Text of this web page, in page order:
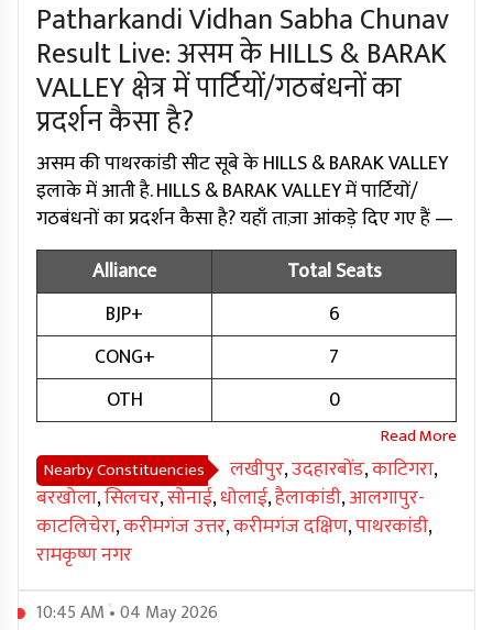
Patharkandi Vidhan Sabha Chunav
Result Live: असम के HILLS & BARAK
VALLEY क्षेत्र में पार्टियों/गठबंधनों का
प्रदर्शन कैसा है?
असम की पाथरकांडी सीट सूबे के HILLS & BARAK VALLEY
इलाके में आती है. HILLS & BARAK VALLEY में पार्टियों/
गठबंधनों का प्रदर्शन कैसा है? यहाँ ताज़ा आंकड़े दिए गए हैं —
Alliance
Total Seats
BJP+
6
CONG+
7
OTH
0
Nearby Constituencies लखीपुर,उदहारबोंड,काटिगरा,
बरखोला,सिलचर,सोनाई,धोलाई,हैलाकांडी,आलगापुर-
काटलिचेरा,करीमगंज उत्तर,करीमगंज दक्षिण,पाथरकांडी,
रामकृष्ण नगर
10:45 AM • 04 May 2026